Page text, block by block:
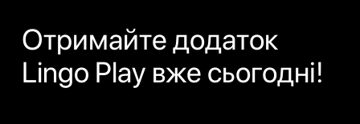
Отримайте додаток
Lingo Play вже сьогодні!